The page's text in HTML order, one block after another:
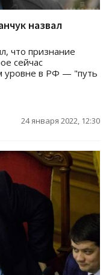
назвал
что признание
сейчас
уровне в РФ — "путь
24 января 2022, 12:30